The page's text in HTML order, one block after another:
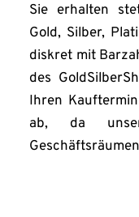
Sie erhalten
Gold, Silber,
diskret mit
des
Ihren
ab, da